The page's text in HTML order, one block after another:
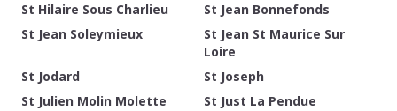
St Hilaire Sous Charlieu
St Jean Bonnefonds
St Jean Soleymieux
St Jean St Maurice Sur
Loire
St Jodard
St Joseph
St Julien Molin Molette
St Just La Pendue